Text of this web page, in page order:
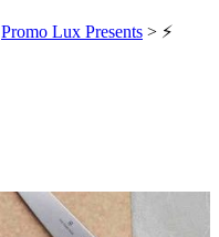
Promo Lux Presents > ⚡